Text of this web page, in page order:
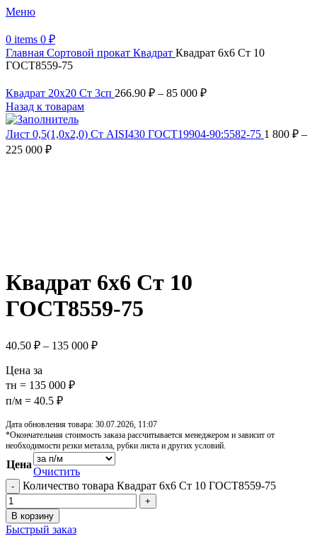
Меню
0 items 0 ₽
Главная Сортовой прокат Квадрат Квадрат 6х6 Ст 10
ГОСТ8559-75
Квадрат 20х20 Ст 3сп 266.90 ₽ – 85 000 ₽
Назад к товарам
Лист 0,5(1,0х2,0) Ст AISI430 ГОСТ19904-90:5582-75 1 800 ₽ –
225 000 ₽
Квадрат 6х6 Ст 10
ГОСТ8559-75
40.50 ₽ – 135 000 ₽
Цена за
тн = 135 000 ₽
п/м = 40.5 ₽
Дата обновления товара: 30.07.2026, 11:07
*Окончательная стоимость заказа рассчитывается менеджером и зависит от
необходимости резки металла, рубки листа и других условий.
Цена
Очистить
Количество товара Квадрат 6х6 Ст 10 ГОСТ8559-75
В корзину
Быстрый заказ